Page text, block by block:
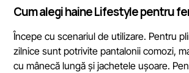
Cum alegi haine Lifestyle pentru
Începe cu scenariul de utilizare. Pentru
zilnice sunt potrivite pantalonii comozi,
cu mânecă lungă și jachetele ușoare.